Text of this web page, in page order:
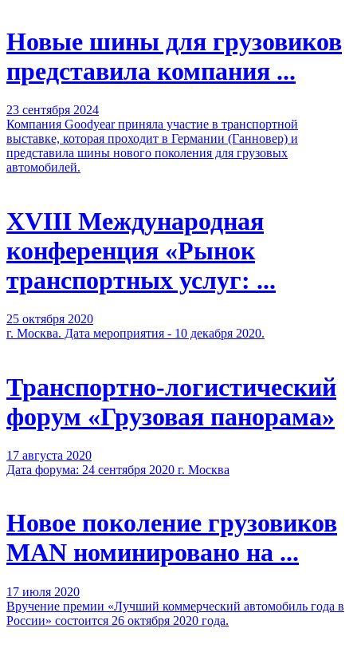
Новые шины для грузовиков
представила компания ...
23 сентября 2024
Компания Goodyear приняла участие в транспортной
выставке, которая проходит в Германии (Ганновер) и
представила шины нового поколения для грузовых
автомобилей.
XVIII Международная
конференция «Рынок
транспортных услуг: ...
25 октября 2020
г. Москва. Дата мероприятия - 10 декабря 2020.
Транспортно-логистический
форум «Грузовая панорама»
17 августа 2020
Дата форума: 24 сентября 2020 г. Москва
Новое поколение грузовиков
MAN номинировано на ...
17 июля 2020
Вручение премии «Лучший коммерческий автомобиль года в
России» состоится 26 октября 2020 года.